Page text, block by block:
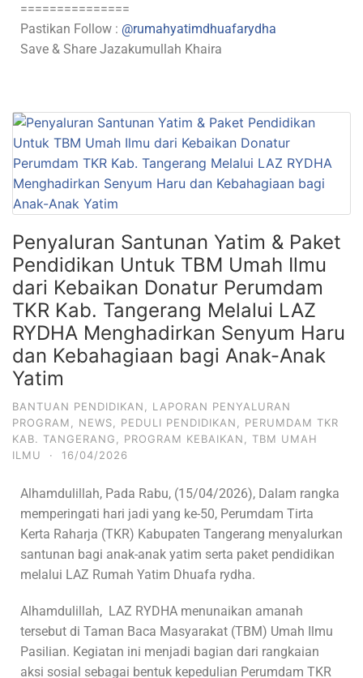
===============
Pastikan Follow : @rumahyatimdhuafarydha
Save & Share Jazakumullah Khaira
Penyaluran Santunan Yatim & Paket
Pendidikan Untuk TBM Umah Ilmu
dari Kebaikan Donatur Perumdam
TKR Kab. Tangerang Melalui LAZ
RYDHA Menghadirkan Senyum Haru
dan Kebahagiaan bagi Anak-Anak
Yatim
BANTUAN PENDIDIKAN
LAPORAN PENYALURAN
PROGRAM
NEWS PEDULI PENDIDIKAN
PERUMDAM TKR
KAB. TANGERANG
PROGRAM KEBAIKAN
TBM UMAH
ILMU
· 16/04/2026
Alhamdulillah, Pada Rabu, (15/04/2026), Dalam rangka
memperingati hari jadi yang ke-50, Perumdam Tirta
Kerta Raharja (TKR) Kabupaten Tangerang menyalurkan
santunan bagi anak-anak yatim serta paket pendidikan
melalui LAZ Rumah Yatim Dhuafa rydha.
Alhamdulillah, LAZ RYDHA menunaikan amanah
tersebut di Taman Baca Masyarakat (TBM) Umah Ilmu
Pasilian. Kegiatan ini menjadi bagian dari rangkaian
aksi sosial sebagai bentuk kepedulian Perumdam TKR